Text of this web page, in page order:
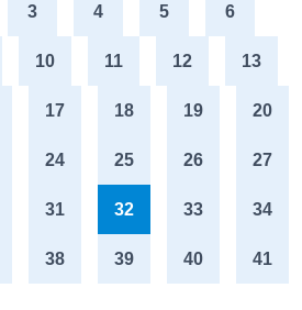
3 4 5 6
10 11 12 13
17 18 19 20
24 25 26 27
31 32 33 34
38 39 40 41